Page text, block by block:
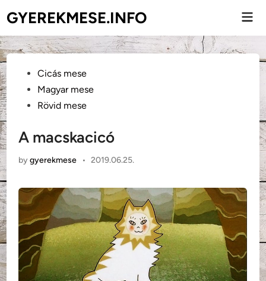
to
content
GYEREKMESE.INFO
PostedCicás mese
Magyar mese
Rövid mese
A macskacicó
bygyerekmese • 2019.06.25.